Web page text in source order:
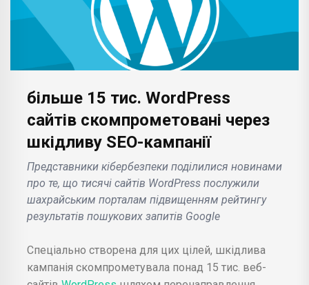
більше 15 тис. WordPress
сайтів скомпрометовані через
шкідливу SEO-кампанії
Представники кібербезпеки поділилися новинами
про те, що тисячі сайтів WordPress послужили
шахрайським порталам підвищенням рейтингу
результатів пошукових запитів Google
Спеціально створена для цих цілей, шкідлива
кампанія скомпрометувала понад 15 тис. веб-